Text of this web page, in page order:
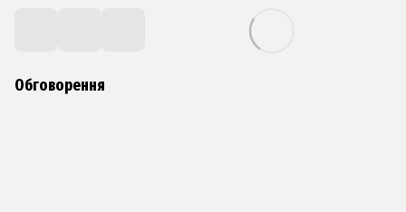
Обговорення